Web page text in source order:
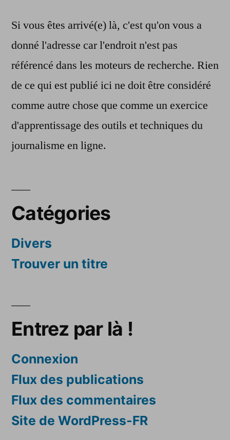
Si vous êtes arrivé(e) là, c'est qu'on vous a
donné l'adresse car l'endroit n'est pas
référencé dans les moteurs de recherche. Rien
de ce qui est publié ici ne doit être considéré
comme autre chose que comme un exercice
d'apprentissage des outils et techniques du
journalisme en ligne.
Catégories
Divers
Trouver un titre
Entrez par là !
Connexion
Flux des publications
Flux des commentaires
Site de WordPress-FR